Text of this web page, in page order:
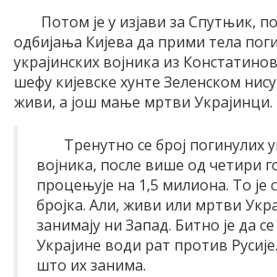
Потом је у изјави за Спутњик,
одбијања Кијева да прими тела
украјинских војника из
шефу кијевске хунте Зеленском
живи, а још мање мртви Украјинци.
Тренутно се број погинулих
војника, после више од четири
процењује на 1,5 милиона. То је
бројка. Али, живи или мртви
занимају ни Запад. Битно је да
Украјине води рат против
што их занима.